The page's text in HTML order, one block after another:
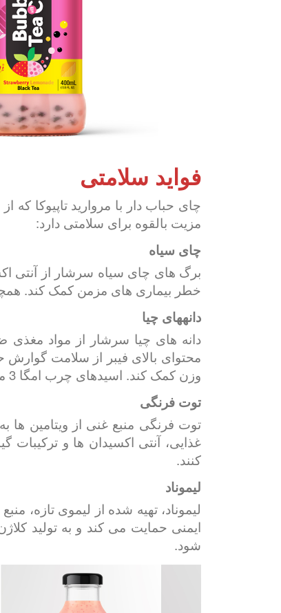
فواید سلامتی
چای حباب دار با مروارید تاپیوکا
مزیت بالقوه برای سلامتی دارد:
چای سیاه
برگ های چای سیاه سرشار از آنتی
خطر بیماری های مزمن کمک کند.
دانههای چیا
محتوای بالای فیبر از سلامت
وزن کمک کند. اسیدهای چرب امگا 3 موجود در دانه چیا به سلامت قلب کمک می کند و دارای خواص ضد التهابی است.
توت فرنگی
غذایی، آنتی اکسیدان ها و
کنند.
لیموناد
ایمنی حمایت می کند و به تولید
شود.